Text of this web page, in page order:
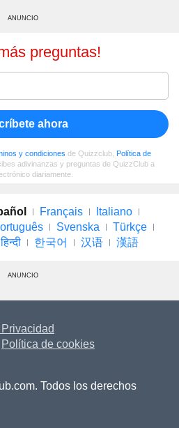
ANUNCIO
preguntas!
ahora
y condiciones de Quizzclub, Política de
adivinanzas y preguntas de QuizzClub a
diariamente.
Français
Italiano
Svenska
Türkçe
हिन्दी 한국어 汉语 漢語
ANUNCIO
Política de cookies
Todos los derechos